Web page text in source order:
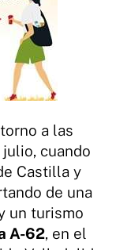
a las
cuando
Castilla y
de una
un turismo
A-62, en el